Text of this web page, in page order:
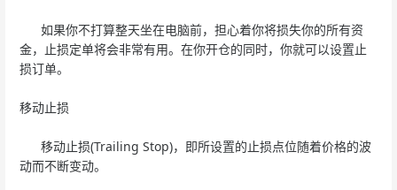
如果你不打算整天坐在电脑前，担心着你将损失你的所有资
金，止损定单将会非常有用。在你开仓的同时，你就可以设置止
损订单。
移动止损
移动止损(Trailing Stop)，即所设置的止损点位随着价格的波
动而不断变动。